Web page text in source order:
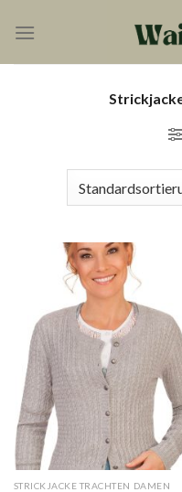
Inhalt
STRICKJACKE TRACHTEN DAMEN